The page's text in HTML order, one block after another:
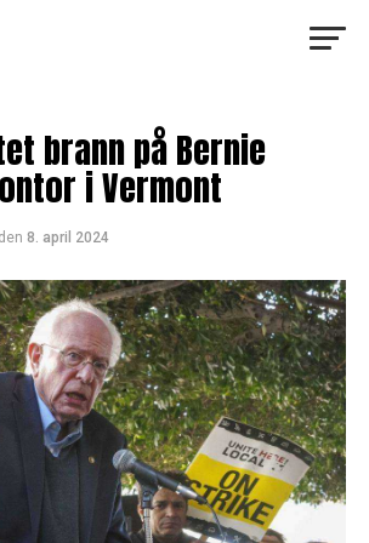
brann på Bernie
i Vermont
den 8. april 2024